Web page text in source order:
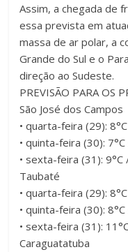
Assim, a chegada de
essa prevista em
massa de ar polar, a
Grande do Sul e o
direção ao Sudeste.
PREVISÃO PARA OS
São José dos Campos
• quarta-feira (29):
• quinta-feira (30):
• sexta-feira (31): 9°C
Taubaté
• quarta-feira (29):
• quinta-feira (30):
• sexta-feira (31):
Caraguatatuba